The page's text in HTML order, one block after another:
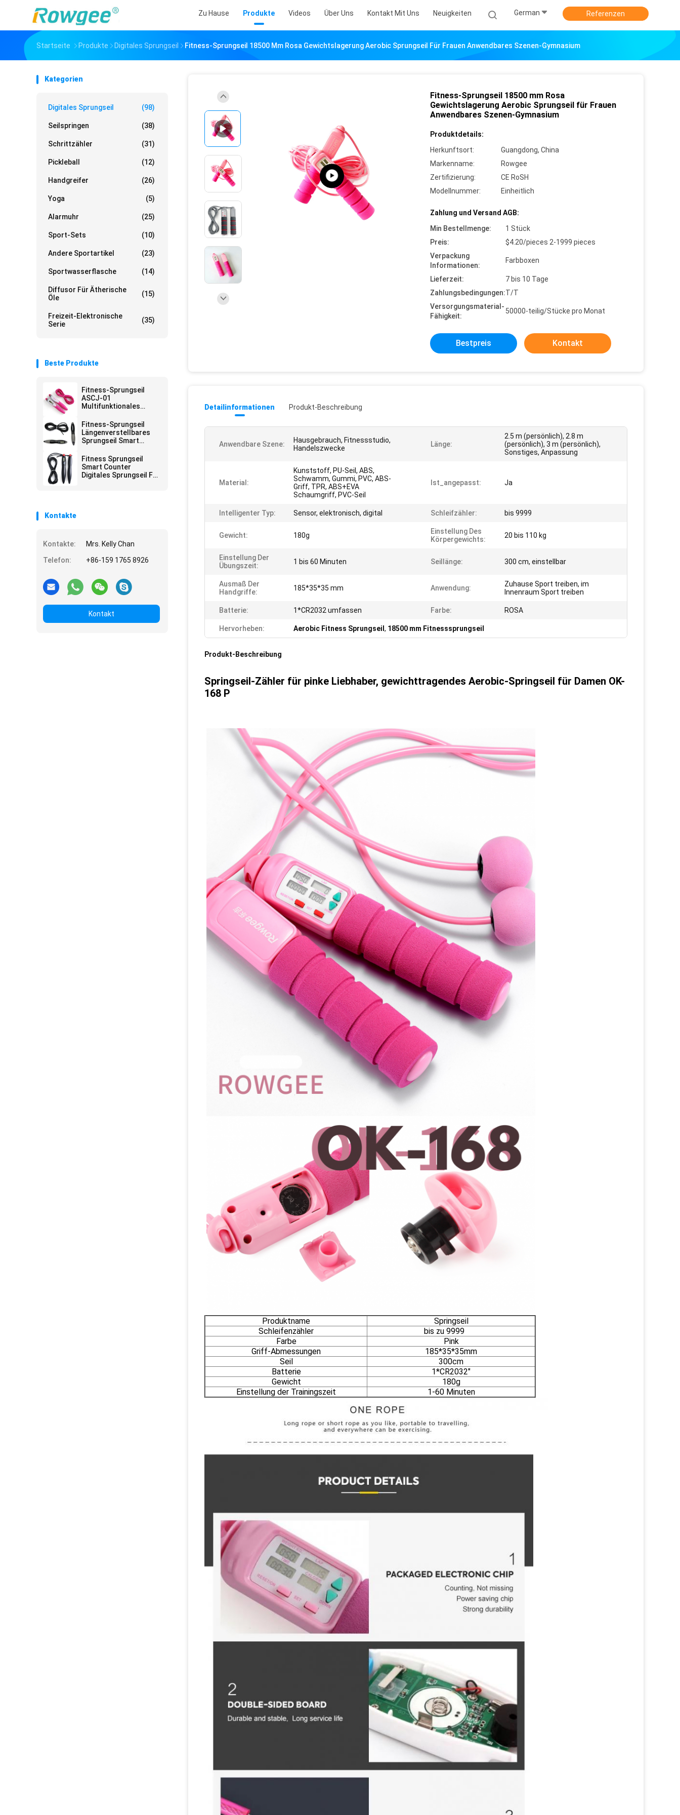
Zu Hause Produkte Videos Über Uns Kontakt Mit Uns Neuigkeiten German Referenzen
Startseite Produkte Digitales Sprungseil Fitness-Sprungseil 18500 Mm Rosa Gewichtslagerung Aerobic Sprungseil Für Frauen Anwendbares Szenen-Gymnasium
Kategorien
Digitales Sprungseil (98)
Seilspringen (38)
Schrittzähler (31)
Pickleball (12)
Handgreifer (26)
Yoga (5)
Alarmuhr (25)
Sport-Sets (10)
Andere Sportartikel (23)
Sportwasserflasche (14)
Diffusor Für Ätherische
Öle
(15)
Freizeit-Elektronische
Serie
(35)
Beste Produkte
Fitness-Sprungseil
ASCJ-01
Multifunktionales
Sprungseil 300cm
Länge Gewichtssatz
von 20-110 kg
Fitness-Sprungseil
Längenverstellbares
Sprungseil Smart
das Fitnessstudio 175
X Druckregelung
Fitness Sprungseil
Smart Counter
Digitales Sprungseil Für
Kontakte
Kontakte:
Mrs. Kelly Chan
Telefon:
+86-159 1765 8926
Kontakt
Fitness-Sprungseil 18500 mm Rosa
Gewichtslagerung Aerobic Sprungseil für Frauen
Anwendbares Szenen-Gymnasium
Produktdetails:
Herkunftsort:
Guangdong, China
Markenname:
Rowgee
Zertifizierung:
CE RoSH
Modellnummer:
Einheitlich
Zahlung und Versand AGB:
Min Bestellmenge:
1 Stück
Preis:
$4.20/pieces 2-1999 pieces
Verpackung
Informationen:
Farbboxen
Lieferzeit:
7 bis 10 Tage
Zahlungsbedingungen:T/T
Versorgungsmaterial-
Fähigkeit:
50000-teilig/Stücke pro Monat
Bestpreis Kontakt
Detailinformationen Produkt-Beschreibung
Anwendbare Szene:
Hausgebrauch, Fitnessstudio,
Handelszwecke
Länge:
2.5 m (persönlich), 2.8 m
(persönlich), 3 m (persönlich),
Sonstiges, Anpassung
Material:
Kunststoff, PU-Seil, ABS,
Schwamm, Gummi, PVC, ABS-
Griff, TPR, ABS+EVA
Schaumgriff, PVC-Seil
Ist_angepasst: Ja
Intelligenter Typ: Sensor, elektronisch, digital Schleifzähler: bis 9999
Gewicht: 180g
Einstellung Des
Körpergewichts:
20 bis 110 kg
Einstellung Der
Übungszeit:
1 bis 60 Minuten Seillänge: 300 cm, einstellbar
Ausmaß Der
Handgriffe:
185*35*35 mm Anwendung:
Zuhause Sport treiben, im
Innenraum Sport treiben
Batterie: 1*CR2032 umfassen Farbe: ROSA
Hervorheben: Aerobic Fitness Sprungseil , 18500 mm Fitnesssprungseil
Produkt-Beschreibung
Springseil-Zähler für pinke Liebhaber, gewichttragendes Aerobic-Springseil für Damen OK-
168 P
Produktname
Springseil
Schleifenzähler
bis zu 9999
Farbe
Pink
Griff-Abmessungen
185*35*35mm
Seil
300cm
Batterie
1*CR2032"
Gewicht
180g
Einstellung der Trainingszeit
1-60 Minuten